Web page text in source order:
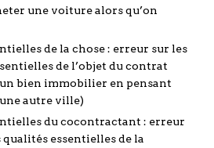
une voiture alors qu’on
de la chose : erreur sur les
de l’objet du contrat
bien immobilier en pensant
autre ville)
du cocontractant : erreur
essentielles de la